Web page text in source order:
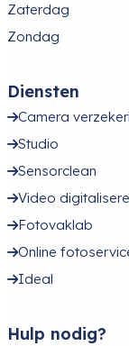
Zaterdag
Zondag
Diensten
Camera
Studio
Sensorclean
Video
Fotovaklab
Online
Ideal
Hulp nodig?